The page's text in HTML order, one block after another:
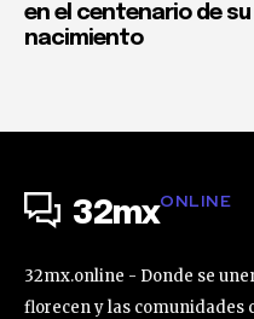
en el centenario de su
nacimiento
32mxONLINE
32mx.online - Donde se
florecen y las comunidades